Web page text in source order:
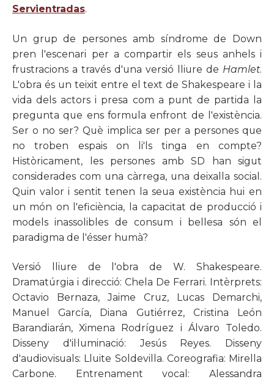
Servientradas.
Un grup de persones amb síndrome de Down
pren l'escenari per a compartir els seus anhels i
frustracions a través d'una versió lliure de Hamlet.
L'obra és un teixit entre el text de Shakespeare i la
vida dels actors i presa com a punt de partida la
pregunta que ens formula enfront de l'existència.
Ser o no ser? Què implica ser per a persones que
no troben espais on li'ls tinga en compte?
Històricament, les persones amb SD han sigut
considerades com una càrrega, una deixalla social.
Quin valor i sentit tenen la seua existència hui en
un món on l'eficiència, la capacitat de producció i
models inassolibles de consum i bellesa són el
paradigma de l'ésser humà?
Versió lliure de l'obra de W. Shakespeare.
Dramatúrgia i direcció: Chela De Ferrari. Intèrprets:
Octavio Bernaza, Jaime Cruz, Lucas Demarchi,
Manuel García, Diana Gutiérrez, Cristina León
Barandiarán, Ximena Rodríguez i Álvaro Toledo.
Disseny d'il·luminació: Jesús Reyes. Disseny
d'audiovisuals: Lluite Soldevilla. Coreografia: Mirella
Carbone. Entrenament vocal: Alessandra